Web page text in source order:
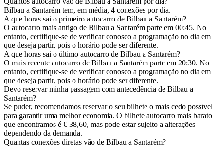
Bilbau a Santarém tem, em média, 4 conexões por dia.
A que horas sai o primeiro autocarro de Bilbau a Santarém?
O autocarro mais antigo de Bilbau a Santarém parte em 00:45. No
entanto, certifique-se de verificar conosco a programação no dia em
que deseja partir, pois o horário pode ser diferente.
A que horas sai o último autocarro de Bilbau a Santarém?
O mais recente autocarro de Bilbau a Santarém parte em 20:30. No
entanto, certifique-se de verificar conosco a programação no dia em
que deseja partir, pois o horário pode ser diferente.
Devo reservar minha passagem com antecedência de Bilbau a
Santarém?
Se puder, recomendamos reservar o seu bilhete o mais cedo possível
para garantir uma melhor economia. O bilhete autocarro mais barato
que encontramos é € 38,60, mas pode estar sujeito a alterações
dependendo da demanda.
Quantas conexões diretas vão de Bilbau a Santarém?